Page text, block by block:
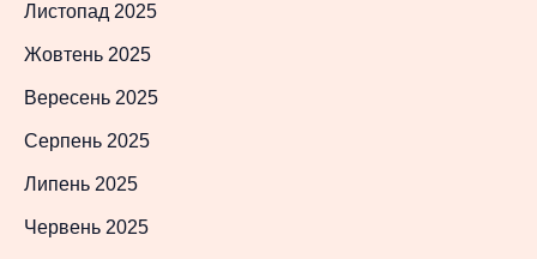
Листопад 2025
Жовтень 2025
Вересень 2025
Серпень 2025
Липень 2025
Червень 2025